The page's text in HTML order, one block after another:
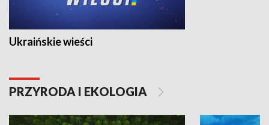
Ukraińskie wieści
PRZYRODA I EKOLOGIA